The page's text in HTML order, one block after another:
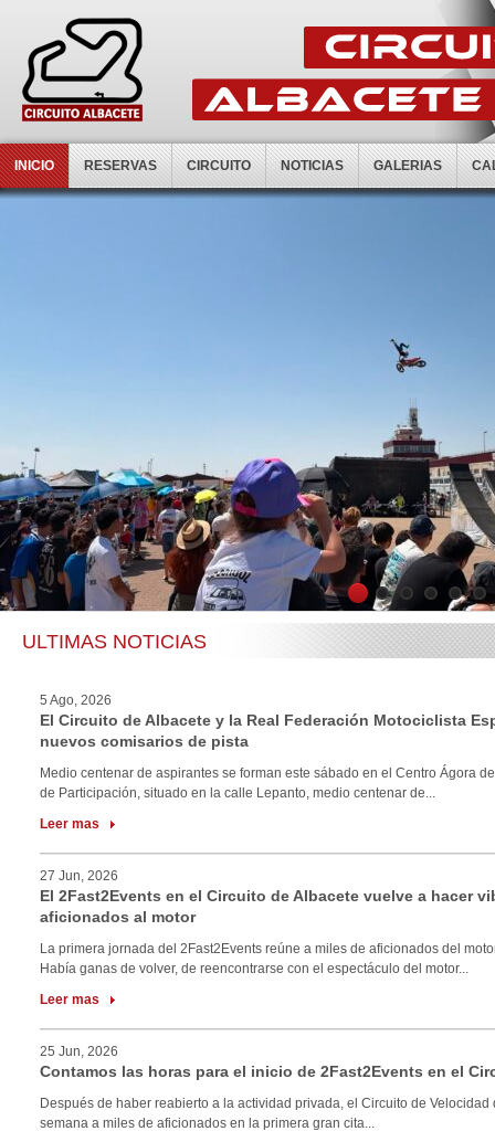
INICIO RESERVAS CIRCUITO NOTICIAS GALERIAS
1 2 3 4 5 6
ULTIMAS NOTICIAS
5 Ago, 2026
El Circuito de Albacete y la Real Federación Motociclista
nuevos comisarios de pista
Medio centenar de aspirantes se forman este sábado en el Centro Ágora
de Participación, situado en la calle Lepanto, medio centenar de...
Leer mas
27 Jun, 2026
El 2Fast2Events en el Circuito de Albacete vuelve a hacer
aficionados al motor
La primera jornada del 2Fast2Events reúne a miles de aficionados del
Había ganas de volver, de reencontrarse con el espectáculo del motor...
Leer mas
25 Jun, 2026
Contamos las horas para el inicio de 2Fast2Events en el
Después de haber reabierto a la actividad privada, el Circuito de Velocidad
semana a miles de aficionados en la primera gran cita...